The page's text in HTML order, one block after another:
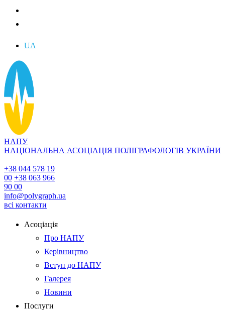
UA
НАПУ
НАЦІОНАЛЬНА АСОЦІАЦІЯ ПОЛІГРАФОЛОГІВ УКРАЇНИ
+38 044 578 19
00 +38 063 966
90 00
info@polygraph.ua
всі контакти
Асоціація
Про НАПУ
Керівництво
Вступ до НАПУ
Галерея
Новини
Послуги